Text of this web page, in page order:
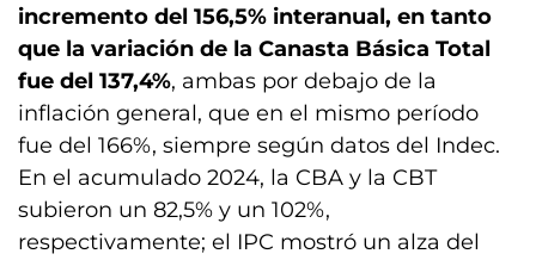
incremento del 156,5% interanual, en tanto
que la variación de la Canasta Básica Total
fue del 137,4%, ambas por debajo de la
inflación general, que en el mismo período
fue del 166%, siempre según datos del Indec.
En el acumulado 2024, la CBA y la CBT
subieron un 82,5% y un 102%,
respectivamente; el IPC mostró un alza del